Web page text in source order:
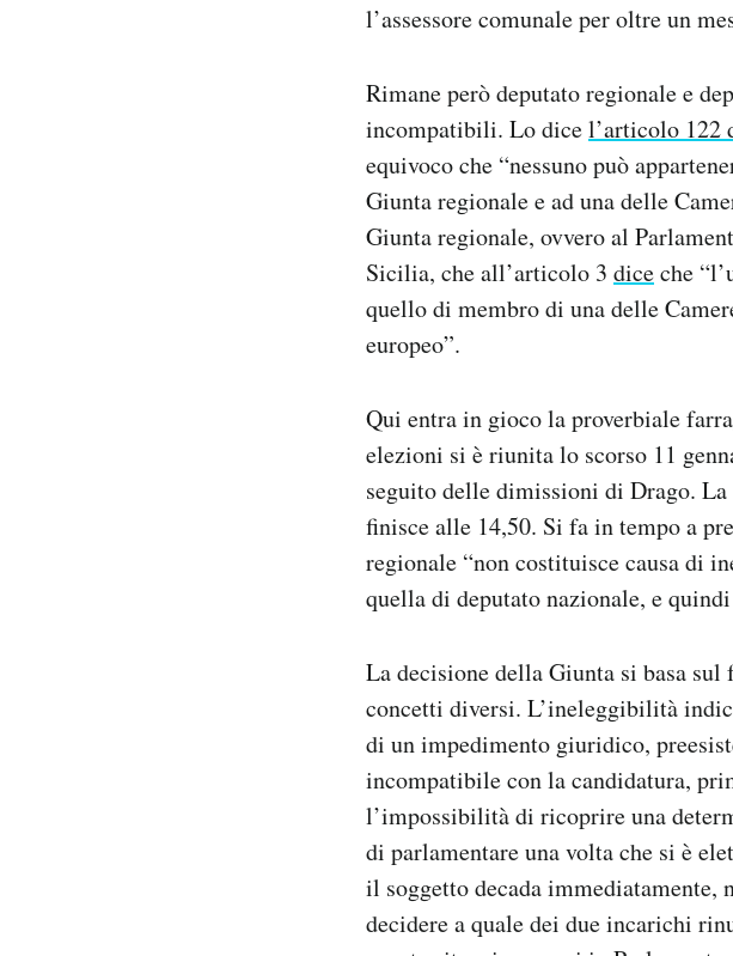
l’assessore comunale per oltre un
Rimane però deputato regionale e
incompatibili. Lo dicel’articolo 122
equivoco che “nessuno può
Giunta regionale e ad una delle
Giunta regionale, ovvero al
Sicilia, che all’articolo 3 diceche
quello di membro di una delle
europeo”.
Qui entra in gioco la proverbiale
elezioni si è riunita lo scorso 11
seguito delle dimissioni di Drago. La
finisce alle 14,50. Si fa in tempo a
regionale “non costituisce causa di
quella di deputato nazionale, e
La decisione della Giunta si basa
concetti diversi. L’ineleggibilità
di un impedimento giuridico,
incompatibile con la candidatura,
l’impossibilità di ricoprire una
di parlamentare una volta che si è
il soggetto decada
decidere a quale dei due incarichi